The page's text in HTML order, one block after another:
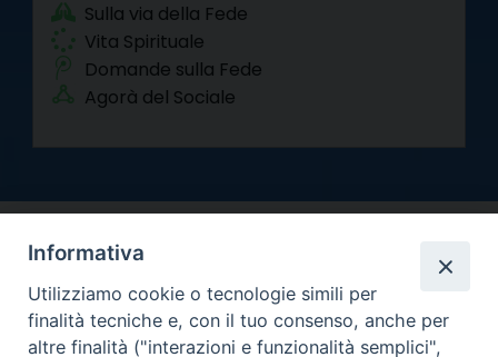
Sulla via della Fede
Vita Spirituale
Domande sulla Fede
Agorà del Sociale
Arcidiocesi di Torino
Informativa
Utilizziamo cookie o tecnologie simili per
finalità tecniche e, con il tuo consenso, anche per
altre finalità ("interazioni e funzionalità semplici",